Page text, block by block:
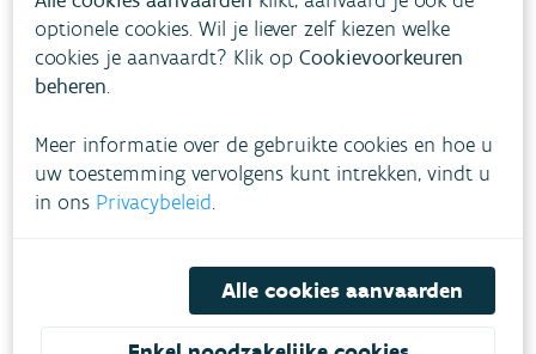
Minder vangen = goed teken
We hopen om jaar na jaar almaar minder
volwassen krabben te vangen in het najaar. Dat
lijkt misschien een raar objectief, maar de
krabben die we in het najaar vangen, zijn de
dieren die volwassen werden in de Kleine Nete.
zijn werk gedaan heeft.
optionele cookies. Wil je liever zelf kiezen welke
cookies je aanvaardt? Klik opCookievoorkeuren
beheren.
Meer informatie over de gebruikte cookies en hoe u
uw toestemming vervolgens kunt intrekken, vindt u
in ons Privacybeleid.
Alle cookies aanvaarden